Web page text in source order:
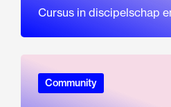
Cursus in discipelschap
Community